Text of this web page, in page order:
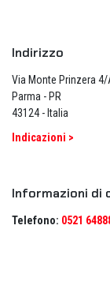
Indirizzo
Via Monte Prinzera 4/
Parma - PR
43124 - Italia
Indicazioni >
Informazioni di
Telefono: 0521